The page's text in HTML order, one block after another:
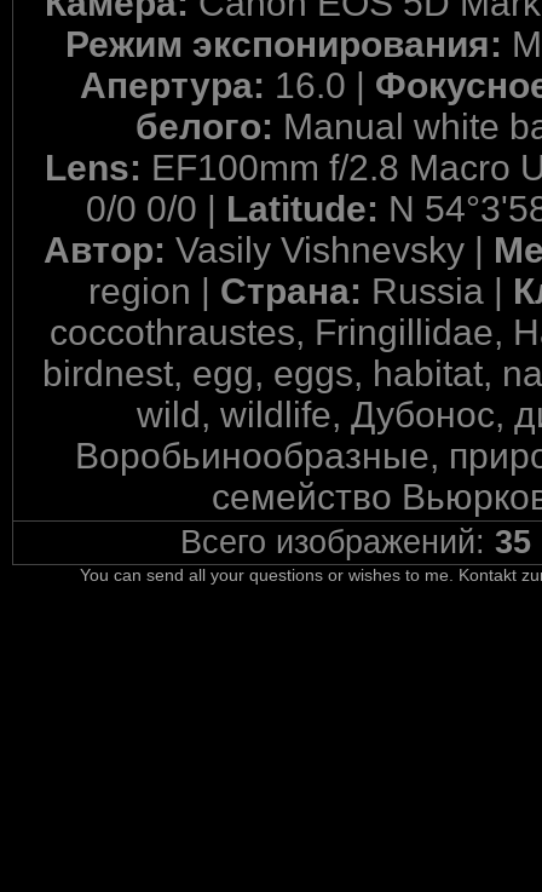
Режим экспонирования:
Апертура: 16.0 |
белого: Manual white
Lens: EF100mm f/2.8 Macro
0/0 0/0 | Latitude: N
Автор:Vasily Vishnevsky |
region | Страна: Russia |
coccothraustes, Fringillidae,
birdnest, egg, eggs, habitat,
wild, wildlife, Дубонос,
Воробьинообразные,
семейство
Всего изображений:35
You can send all your questions or wishes to me. Kontakt